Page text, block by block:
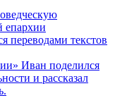
епархии
переводами текстов
Иван поделился
и рассказал